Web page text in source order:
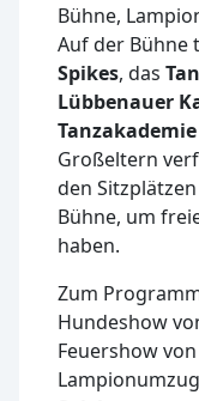
Bühne,
Auf der Bühne
Spikes, das
Lübbenauer
Tanzakademie
Großeltern
den
Bühne, um
haben.
Zum
Hundeshow
Feuershow von